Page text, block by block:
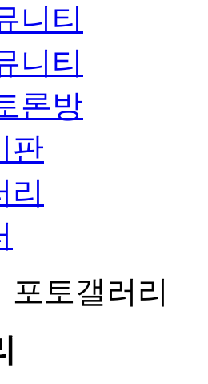
니티
니티
론방
판
리
포토갤러리